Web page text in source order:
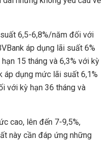
6,5-6,8%/năm đối với
áp dụng lãi suất 6%
15 tháng và 6,3% với kỳ
áp dụng mức lãi suất 6,1%
với kỳ hạn 36 tháng và
cao, lên đến 7-9,5%,
này cần đáp ứng những